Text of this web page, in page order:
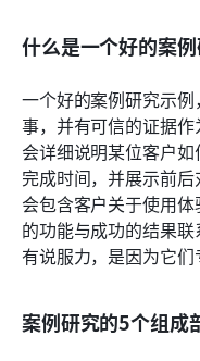
什么是一个好的案例
一个好的案例研究示
事，并有可信的证据
会详细说明某位客户
完成时间，并展示前
会包含客户关于使用
的功能与成功的结果
有说服力，是因为它们
案例研究的5个组成